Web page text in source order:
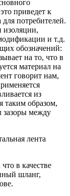
приведет к
потребителей.
изоляции,
и т.д.
обозначений:
на то, что в
материал на
говорит нам,
из
таким образом,
зазоры между
лента
в качестве
шланг,